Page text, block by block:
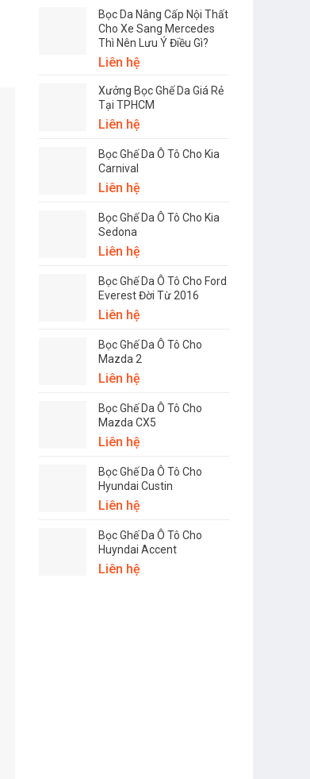
Bọc Da Nâng Cấp Nội Thất
Cho Xe Sang Mercedes
Thì Nên Lưu Ý Điều Gì?
Liên hệ
Xưởng Bọc Ghế Da Giá Rẻ
Tại TPHCM
Liên hệ
Bọc Ghế Da Ô Tô Cho Kia
Carnival
Liên hệ
Bọc Ghế Da Ô Tô Cho Kia
Sedona
Liên hệ
Bọc Ghế Da Ô Tô Cho Ford
Everest Đời Từ 2016
Liên hệ
Bọc Ghế Da Ô Tô Cho
Mazda 2
Liên hệ
Bọc Ghế Da Ô Tô Cho
Mazda CX5
Liên hệ
Bọc Ghế Da Ô Tô Cho
Hyundai Custin
Liên hệ
Bọc Ghế Da Ô Tô Cho
Huyndai Accent
Liên hệ